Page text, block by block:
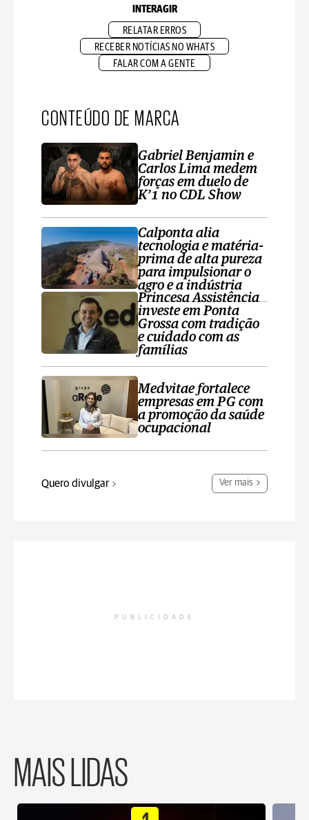
INTERAGIR
RELATAR ERROS
RECEBER NOTÍCIAS NO WHATS
FALAR COM A GENTE
CONTEÚDO DE MARCA
Gabriel Benjamin e
Carlos Lima medem
forças em duelo de
K’1 no CDL Show
Calponta alia
tecnologia e matéria-
prima de alta pureza
para impulsionar o
agro e a indústria
Princesa Assistência
investe em Ponta
Grossa com tradição
e cuidado com as
famílias
Medvitae fortalece
empresas em PG com
a promoção da saúde
ocupacional
Quero divulgar Ver mais
PUBLICIDADE
MAIS LIDAS